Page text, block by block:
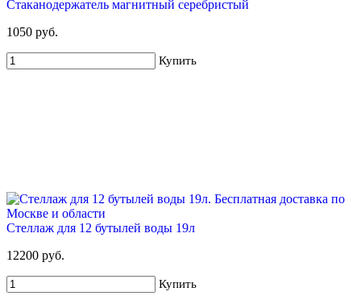
Стаканодержатель магнитный серебристый
1050 руб.
Купить
Стеллаж для 12 бутылей воды 19л
12200 руб.
Купить